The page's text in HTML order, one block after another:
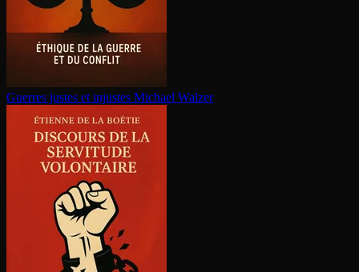
Guerres justes et injustes Michael Walzer